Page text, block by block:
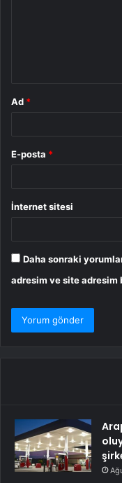
Ad *
E-posta *
İnternet sitesi
Daha sonraki
adresim ve site adresim